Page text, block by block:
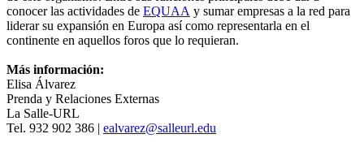
conocer las actividades de EQUAA y sumar empresas a la red para
liderar su expansión en Europa así como representarla en el
continente en aquellos foros que lo requieran.
Más información:
Elisa Álvarez
Prenda y Relaciones Externas
La Salle-URL
Tel. 932 902 386 | ealvarez@salleurl.edu